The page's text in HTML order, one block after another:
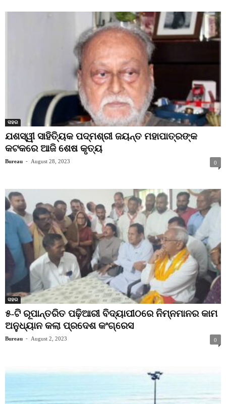
ସହର
ଯଶସ୍ୱୀ ସାହିତ୍ୟିକ ପଦ୍ମଶ୍ରୀ ଜୟନ୍ତ ମହାପାତ୍ରଙ୍କ
କଟକରେ ଆଜି ଶେଷ କୃତ୍ୟ
Bureau - August 28, 2023 0
ସହର
୫-ଟି ରୂପାନ୍ତରିତ ପଢ଼ିଆରୀ ବିଦ୍ୟାପୀଠରେ ନିମ୍ନମାନର କାମ
ଅନୁଧ୍ୟାନ କଲା ପ୍ରଦେଶ କଂଗ୍ରେସ
Bureau - August 2, 2023 0